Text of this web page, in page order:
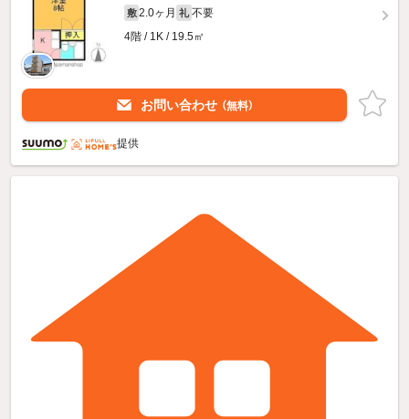
敷 2.0ヶ月 礼 不要
4階 / 1K / 19.5㎡
お問い合わせ （無料）
提供